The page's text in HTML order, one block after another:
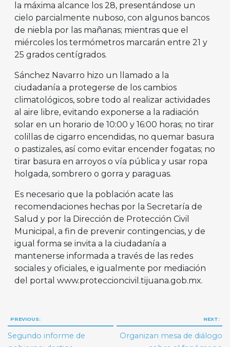
la máxima alcance los 28, presentándose un
cielo parcialmente nuboso, con algunos bancos
de niebla por las mañanas; mientras que el
miércoles los termómetros marcarán entre 21 y
25 grados centígrados.
Sánchez Navarro hizo un llamado a la
ciudadanía a protegerse de los cambios
climatológicos, sobre todo al realizar actividades
al aire libre, evitando exponerse a la radiación
solar en un horario de 10:00 y 16:00 horas; no tirar
colillas de cigarro encendidas, no quemar basura
o pastizales, así como evitar encender fogatas; no
tirar basura en arroyos o vía pública y usar ropa
holgada, sombrero o gorra y paraguas.
Es necesario que la población acate las
recomendaciones hechas por la Secretaría de
Salud y por la Dirección de Protección Civil
Municipal, a fin de prevenir contingencias, y de
igual forma se invita a la ciudadanía a
mantenerse informada a través de las redes
sociales y oficiales, e igualmente por mediación
del portal www.proteccioncivil.tijuana.gob.mx.
Navegación
de
PREVIOUS:
Segundo informe de
NEXT:
Organizan mesa de diálogo